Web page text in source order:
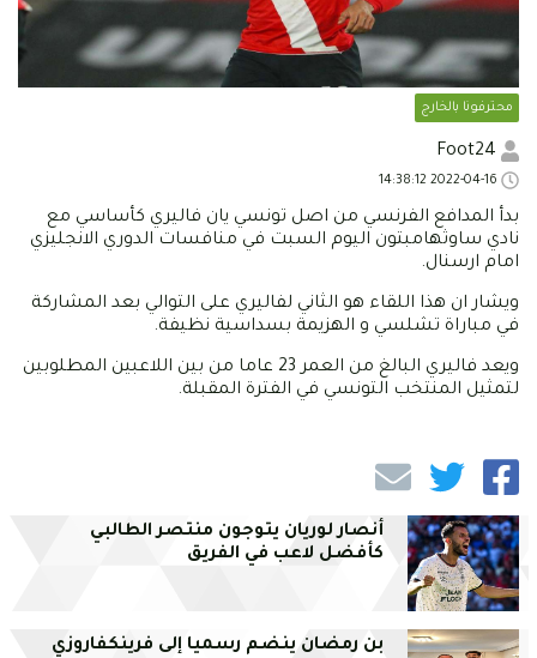
محترفونا بالخارج
بدأ المدافع الفرنسي من اصل تونسي يان فاليري كأساسي مع
نادي ساوثهامبتون اليوم السبت في منافسات الدوري الانجليزي
امام ارسنال.
ويشار ان هذا اللقاء هو الثاني لفاليري على التوالي بعد المشاركة
في مباراة تشلسي و الهزيمة بسداسية نظيفة.
ويعد فاليري البالغ من العمر 23 عاما من بين اللاعبين المطلوبين
لتمثيل المنتخب التونسي في الفترة المقبلة.
أنصار لوريان يتوجون منتصر الطالبي
كأفضل لاعب في الفريق
بن رمضان ينضم رسميا إلى فرينكفاروزي